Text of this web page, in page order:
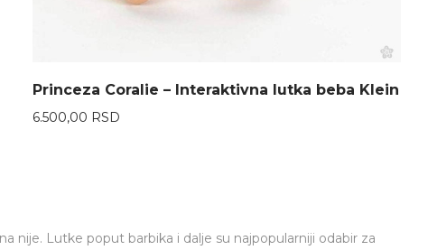
Princeza Coralie – Interaktivna lutka beba Klein
6.500,00 RSD
nije. Lutke poput barbika i dalje su najpopularniji odabir za